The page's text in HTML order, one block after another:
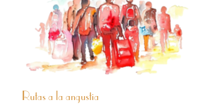
Rutas a la angustia